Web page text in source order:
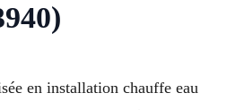
en installation chauffe eau